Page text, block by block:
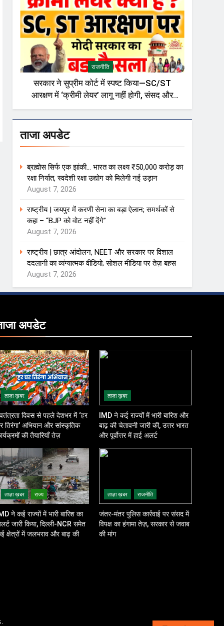
राजनीति
सरकार ने सुप्रीम कोर्ट में स्पष्ट किया—SC/ST
आरक्षण में ‘क्रीमी लेयर’ लागू नहीं होगी, संसद और
राजनीतिक गलियारों में बहस तेज़
ताजा अपडेट
ब्रह्मोस सिर्फ एक झांकी… भारत का लक्ष्य ₹50,000 करोड़ का
रक्षा निर्यात, स्वदेशी रक्षा उद्योग को मिलेगी नई उड़ान
August 7, 2026
राष्ट्रीय | जयपुर में करणी सेना का बड़ा ऐलान; समर्थकों से
कहा – “BJP को वोट नहीं देंगे”
August 7, 2026
राष्ट्रीय | छात्र आंदोलन, NEET और सरकार पर विशाल
ददलानी का व्यंग्यात्मक वीडियो; सोशल मीडिया पर तेज़ बहस
August 7, 2026
अपडेट
ताज़ा ख़बर
दिवस से पहले देशभर में ‘हर
तिरंगा’ अभियान और सांस्कृतिक
की तैयारियाँ तेज़
ताज़ा ख़बर
IMD ने कई राज्यों में भारी बारिश और
बाढ़ की चेतावनी जारी की, उत्तर भारत
और पूर्वोत्तर में हाई अलर्ट
ताज़ा ख़बर राज्य
ने कई राज्यों में भारी बारिश का
जारी किया, दिल्ली-NCR समेत
क्षेत्रों में जलभराव और बाढ़ की
ताज़ा ख़बर राजनीति
जंतर-मंतर पुलिस कार्रवाई पर संसद में
विपक्ष का हंगामा तेज़, सरकार से जवाब
की मांग
.